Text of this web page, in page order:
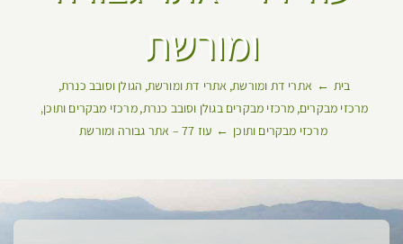
ומורשת
בית אתרי דת ומורשת אתרי דת ומורשת הגולן וסובב כנרת
מרכזי מבקרים מרכזי מבקרים בגולן וסובב כנרת מרכזי מבקרים ותוכן
מרכזי מבקרים ותוכן
עוז 77 – אתר גבורה ומורשת